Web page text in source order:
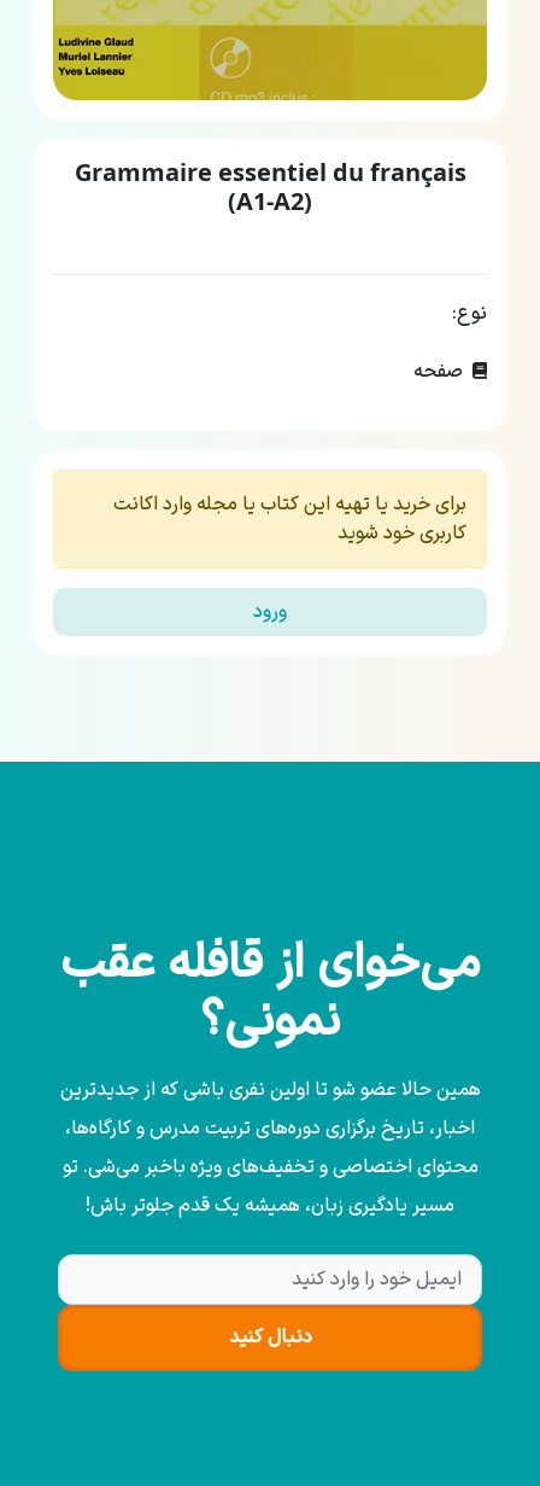
Grammaire essentiel du français
(A1-A2)
نوع:
صفحه
برای خرید یا تهیه این کتاب یا مجله وارد اکانت
کاربری خود شوید
ورود
می‌خوای از قافله عقب
نمونی؟
همین حالا عضو شو تا اولین نفری باشی که از جدیدترین
اخبار، تاریخ برگزاری دوره‌های تربیت مدرس و کارگاه‌ها،
محتوای اختصاصی و تخفیف‌های ویژه باخبر می‌شی. تو
مسیر یادگیری زبان، همیشه یک قدم جلوتر باش!
دنبال کنید